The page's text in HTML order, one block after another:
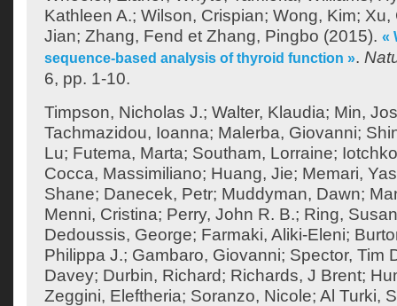
Kathleen A.; Wilson, Crispian; Wong, Kim; Xu,
Jian; Zhang, Fend et Zhang, Pingbo (2015). «
sequence-based analysis of thyroid function ».
6, pp. 1-10.
Timpson, Nicholas J.; Walter, Klaudia; Min,
Tachmazidou, Ioanna; Malerba, Giovanni;
Lu; Futema, Marta; Southam, Lorraine;
Cocca, Massimiliano; Huang, Jie; Memari,
Shane; Danecek, Petr; Muddyman, Dawn;
Menni, Cristina; Perry, John R. B.; Ring,
Dedoussis, George; Farmaki, Aliki-Eleni;
Philippa J.; Gambaro, Giovanni; Spector, Tim
Davey; Durbin, Richard; Richards, J Brent;
Zeggini, Eleftheria; Soranzo, Nicole; Al Turki,